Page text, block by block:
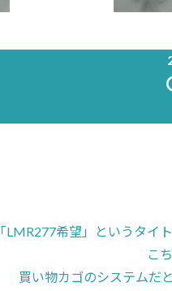
「LMR277希望」というタイト
こ
買い物カゴのシステムだ